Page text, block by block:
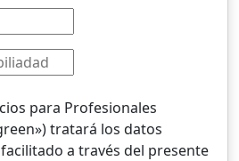
para Profesionales
tratará los datos
a través del presente